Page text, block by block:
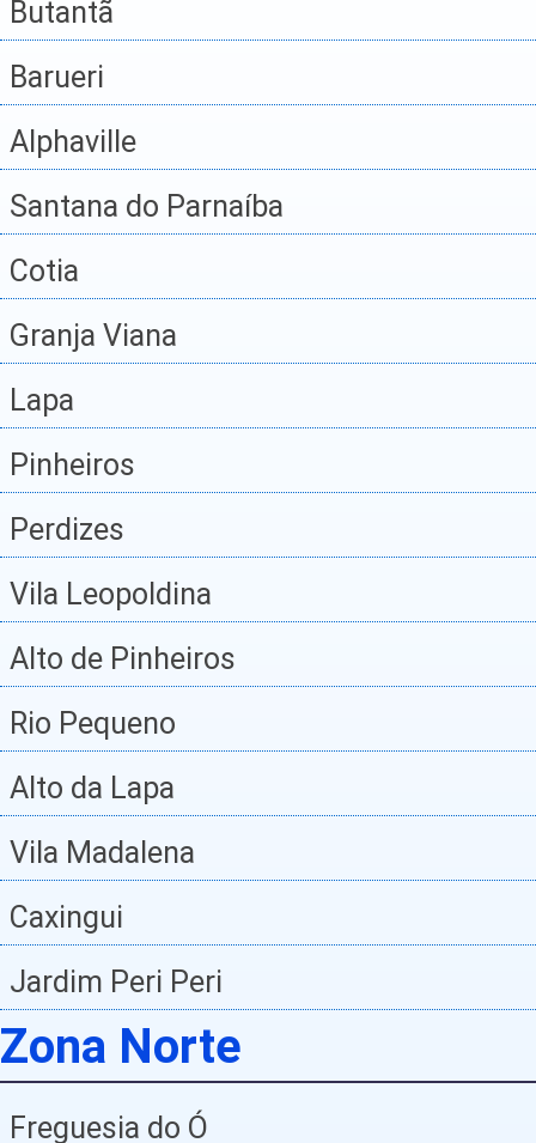
Butantã
Barueri
Alphaville
Santana do Parnaíba
Cotia
Granja Viana
Lapa
Pinheiros
Perdizes
Vila Leopoldina
Alto de Pinheiros
Rio Pequeno
Alto da Lapa
Vila Madalena
Caxingui
Jardim Peri Peri
Zona Norte
Freguesia do Ó